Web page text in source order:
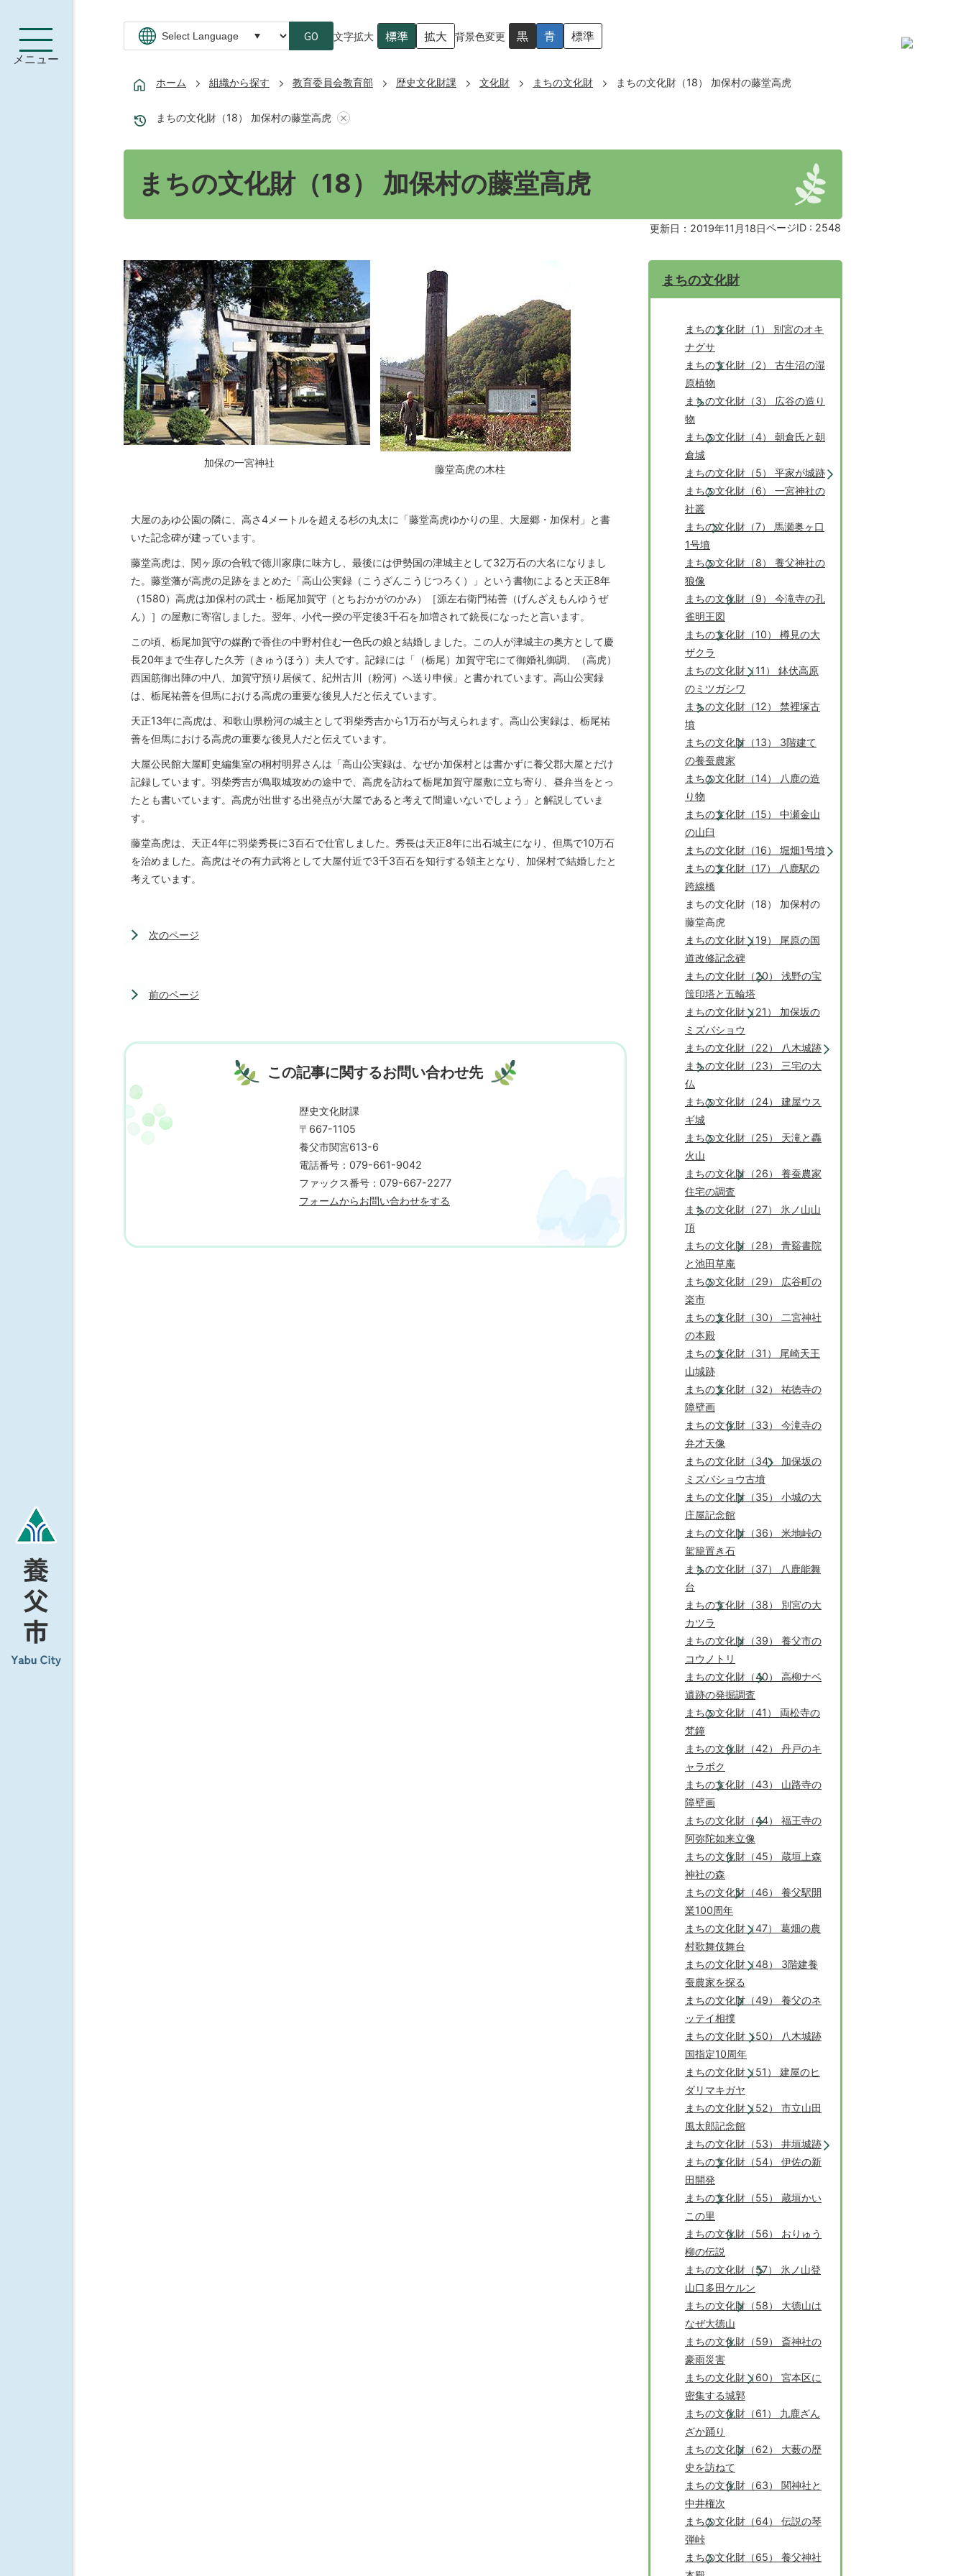
メニュー
GO 文字拡大 標準 拡大 背景色変更 黒 青 標準
ホーム 組織から探す 教育委員会教育部 歴史文化財課 文化財 まちの文化財 まちの文化財（18） 加保村の藤堂高虎
まちの文化財（18） 加保村の藤堂高虎
まちの文化財（18） 加保村の藤堂高虎
更新日：2019年11月18日ページID : 2548
加保の一宮神社
藤堂高虎の木柱
大屋のあゆ公園の隣に、高さ4メートルを超える杉の丸太に「藤堂高虎ゆかりの里、大屋郷・加保村」と書
いた記念碑が建っています。
藤堂高虎は、関ヶ原の合戦で徳川家康に味方し、最後には伊勢国の津城主として32万石の大名になりまし
た。藤堂藩が高虎の足跡をまとめた「高山公実録（こうざんこうじつろく）」という書物によると天正8年
（1580）高虎は加保村の武士・栃尾加賀守（とちおかがのかみ）［源左右衛門祐善（げんざえもんゆうぜ
ん）］の屋敷に寄宿しました。翌年、小代一揆の平定後3千石を加増されて銃長になったと言います。
この頃、栃尾加賀守の媒酌で香住の中野村住む一色氏の娘と結婚しました。この人が津城主の奥方として慶
長20年まで生存した久芳（きゅうほう）夫人です。記録には「（栃尾）加賀守宅にて御婚礼御調、（高虎）
西国筋御出陣の中八、加賀守預り居候て、紀州古川（粉河）へ送り申候」と書かれています。高山公実録
は、栃尾祐善を但馬における高虎の重要な後見人だと伝えています。
天正13年に高虎は、和歌山県粉河の城主として羽柴秀吉から1万石が与えられます。高山公実録は、栃尾祐
善を但馬における高虎の重要な後見人だと伝えています。
大屋公民館大屋町史編集室の桐村明昇さんは「高山公実録は、なぜか加保村とは書かずに養父郡大屋とだけ
記録しています。羽柴秀吉が鳥取城攻めの途中で、高虎を訪ねて栃尾加賀守屋敷に立ち寄り、昼弁当をとっ
たとも書いています。高虎が出世する出発点が大屋であると考えて間違いないでしょう」と解説していま
す。
藤堂高虎は、天正4年に羽柴秀長に3百石で仕官しました。秀長は天正8年に出石城主になり、但馬で10万石
を治めました。高虎はその有力武将として大屋付近で3千3百石を知行する領主となり、加保村で結婚したと
考えています。
次のページ
前のページ
この記事に関するお問い合わせ先
歴史文化財課
〒667-1105
養父市関宮613-6
電話番号：079-661-9042
ファックス番号：079-667-2277
フォームからお問い合わせをする
まちの文化財
まちの文化財（1） 別宮のオキ
ナグサ
まちの文化財（2） 古生沼の湿
原植物
まちの文化財（3） 広谷の造り
物
まちの文化財（4） 朝倉氏と朝
倉城
まちの文化財（5） 平家が城跡
まちの文化財（6） 一宮神社の
社叢
まちの文化財（7） 馬瀬奥ヶ口
1号墳
まちの文化財（8） 養父神社の
狼像
まちの文化財（9） 今滝寺の孔
雀明王図
まちの文化財（10） 樽見の大
ザクラ
まちの文化財（11） 鉢伏高原
のミツガシワ
まちの文化財（12） 禁裡塚古
墳
まちの文化財（13） 3階建て
の養蚕農家
まちの文化財（14） 八鹿の造
り物
まちの文化財（15） 中瀬金山
の山臼
まちの文化財（16） 堀畑1号墳
まちの文化財（17） 八鹿駅の
跨線橋
まちの文化財（18） 加保村の
藤堂高虎
まちの文化財（19） 尾原の国
道改修記念碑
まちの文化財（20） 浅野の宝
筺印塔と五輪塔
まちの文化財（21） 加保坂の
ミズバショウ
まちの文化財（22） 八木城跡
まちの文化財（23） 三宅の大
仏
まちの文化財（24） 建屋ウス
ギ城
まちの文化財（25） 天滝と轟
火山
まちの文化財（26） 養蚕農家
住宅の調査
まちの文化財（27） 氷ノ山山
頂
まちの文化財（28） 青谿書院
と池田草庵
まちの文化財（29） 広谷町の
楽市
まちの文化財（30） 二宮神社
の本殿
まちの文化財（31） 尾崎天王
山城跡
まちの文化財（32） 祐徳寺の
障壁画
まちの文化財（33） 今滝寺の
弁才天像
まちの文化財（34） 加保坂の
ミズバショウ古墳
まちの文化財（35） 小城の大
庄屋記念館
まちの文化財（36） 米地峠の
駕籠置き石
まちの文化財（37） 八鹿能舞
台
まちの文化財（38） 別宮の大
カツラ
まちの文化財（39） 養父市の
コウノトリ
まちの文化財（40） 高柳ナベ
遺跡の発掘調査
まちの文化財（41） 両松寺の
梵鐘
まちの文化財（42） 丹戸のキ
ャラボク
まちの文化財（43） 山路寺の
障壁画
まちの文化財（44） 福王寺の
阿弥陀如来立像
まちの文化財（45） 蔵垣上森
神社の森
まちの文化財（46） 養父駅開
業100周年
まちの文化財（47） 葛畑の農
村歌舞伎舞台
まちの文化財（48） 3階建養
蚕農家を探る
まちの文化財（49） 養父のネ
ッテイ相撲
まちの文化財（50） 八木城跡
国指定10周年
まちの文化財（51） 建屋のヒ
ダリマキガヤ
まちの文化財（52） 市立山田
風太郎記念館
まちの文化財（53） 井垣城跡
まちの文化財（54） 伊佐の新
田開発
まちの文化財（55） 蔵垣かい
この里
まちの文化財（56） おりゅう
柳の伝説
まちの文化財（57） 氷ノ山登
山口多田ケルン
まちの文化財（58） 大徳山は
なぜ大徳山
まちの文化財（59） 斎神社の
豪雨災害
まちの文化財（60） 宮本区に
密集する城郭
まちの文化財（61） 九鹿ざん
ざか踊り
まちの文化財（62） 大薮の歴
史を訪ねて
まちの文化財（63） 関神社と
中井権次
まちの文化財（64） 伝説の琴
弾峠
まちの文化財（65） 養父神社